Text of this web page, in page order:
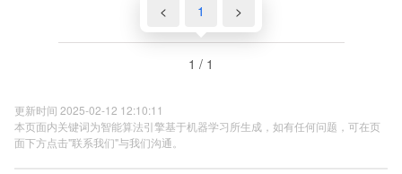
< 1 >
1 / 1
更新时间 2025-02-12 12:10:11
本页面内关键词为智能算法引擎基于机器学习所生成，如有任何问题，可在页
面下方点击"联系我们"与我们沟通。